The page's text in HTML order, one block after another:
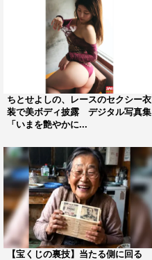
ちとせよしの、レースのセクシー衣
装で美ボディ披露 デジタル写真集
「いまを艶やかに...
【宝くじの裏技】当たる側に回る